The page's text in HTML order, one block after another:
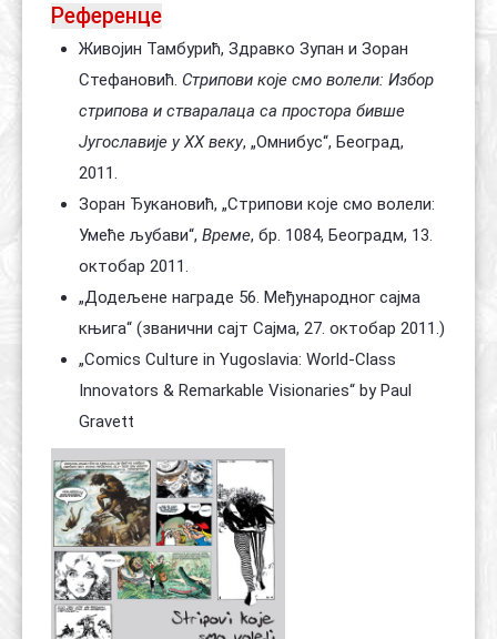
Референце
Живојин Тамбурић, Здравко Зупан и Зоран
Стефановић. Стрипови које смо волели: Избор
стрипова и стваралаца са простора бивше
Југославије у XX веку, „Омнибус“, Београд,
2011.
Зоран Ђукановић, „Стрипови које смо волели:
Умеће љубави“, Време, бр. 1084, Београдм, 13.
октобар 2011.
„Додељене награде 56. Међународног сајма
књига“ (званични сајт Сајма, 27. октобар 2011.)
„Comics Culture in Yugoslavia: World-Class
Innovators & Remarkable Visionaries“ by Paul
Gravett